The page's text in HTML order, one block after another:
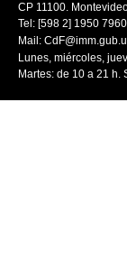
CP 11100.
Tel: [598 2] 1950 7960
Mail:
Lunes, miércoles,
Martes: de 10 a 21 h.